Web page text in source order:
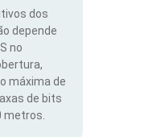
dos
depende
no
máxima de
de bits
metros.